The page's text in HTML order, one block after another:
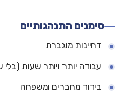
סימנים התנהגותיים
דחיינות מוגברת
עבודה יותר ויותר שעות (בלי
בידוד מחברים ומשפחה